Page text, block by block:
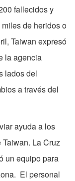
fallecidos y
de heridos o
Taiwan expresó
la agencia
lados del
a través del
ayuda a los
La Cruz
un equipo para
El personal